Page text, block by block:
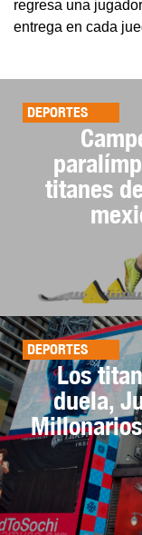
regresa una
entrega en cada
DEPORTES
titanes
DEPORTES
Los
duela,